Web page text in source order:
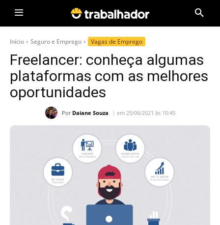
Início Seguro e Emprego Vagas de Emprego
Freelancer: conheça algumas
plataformas com as melhores
oportunidades
Por Daiane Souza em 25/06/2021 às 10:45